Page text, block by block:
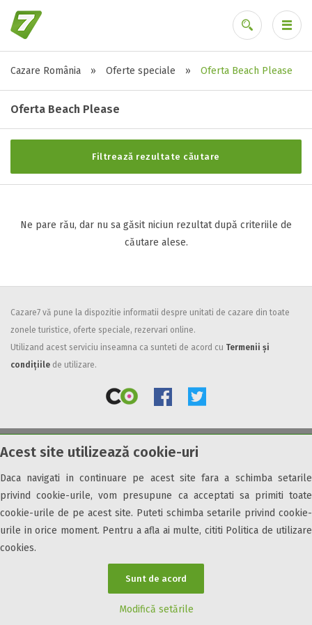
Acest site utilizează cookie-uri
Daca navigati in continuare pe acest site fara a schimba setarile
privind cookie-urile, vom presupune ca acceptati sa primiti toate
cookie-urile de pe acest site. Puteti schimba setarile privind cookie-
urile in orice moment. Pentru a afla ai multe, cititi Politica de utilizare
cookies.
Sunt de acord
Modifică setările
Cazare România » Oferte speciale » Oferta Beach Please
Oferta Beach Please
Filtrează rezultate căutare
Stele / margarete
Neclasificat
2 stele / margarete
3 stele / margarete
Facilități
Internet wireless
All inclusive
Pensiune completa
Demipensiune
Mic dejun
Accepta animale
Accepta voucher vacanta
Acces persoane cu dizabilități
Ne pare rău, dar nu sa găsit niciun rezultat după criteriile de
căutare alese.
Cazare7 vă pune la dispozitie informatii despre unitati de cazare din toate
zonele turistice, oferte speciale, rezervari online.
Utilizand acest serviciu inseamna ca sunteti de acord cu Termenii și
condițiile de utilizare.
© 2026 Cazare7. Toate drepturile rezervate.
Obiective turistice Informații utile Parteneri Cazare7 Harta Cazare7